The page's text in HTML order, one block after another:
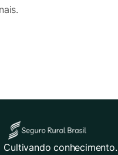
Cultivando conhecimento.